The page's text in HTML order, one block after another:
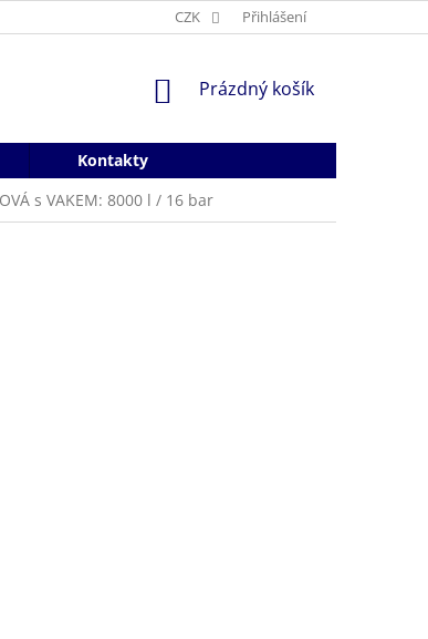
CZK Přihlášení
NÁKUPNÍ
Prázdný košík
Kontakty
s VAKEM: 8000 l / 16 bar